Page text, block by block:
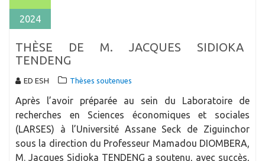
2024
THÈSE DE M. JACQUES SIDIOKA
TENDENG
ED ESH Thèses soutenues
Après l’avoir préparée au sein du Laboratoire de
recherches en Sciences économiques et sociales
(LARSES) à l’Université Assane Seck de Ziguinchor
sous la direction du Professeur Mamadou DIOMBERA,
M. Jacques Sidioka TENDENG a soutenu, avec succès,